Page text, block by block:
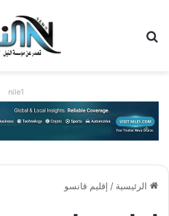
nile1
الرئيسية / إقليم قانسو